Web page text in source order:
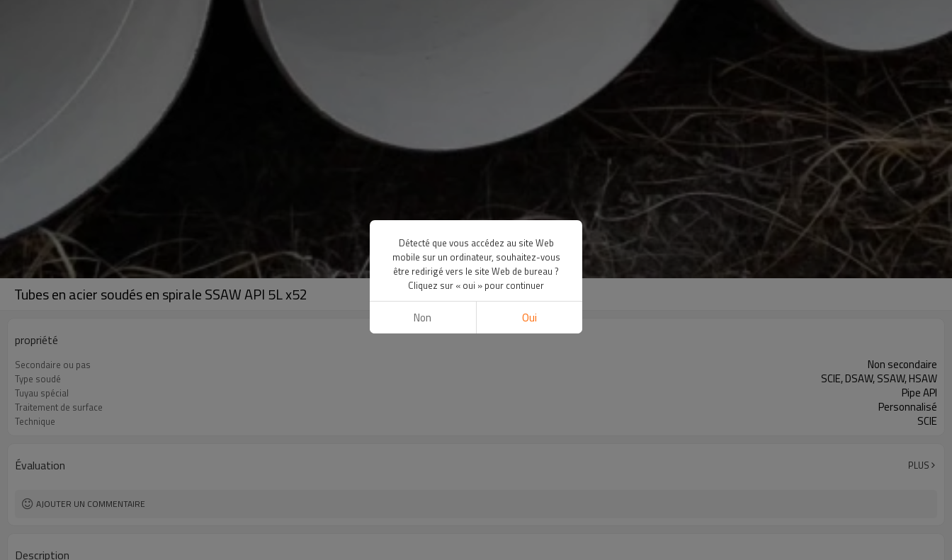
Tubes en acier soudés en spirale SSAW API 5L x52
propriété
Secondaire ou pas Non secondaire
Type soudé SCIE, DSAW, SSAW, HSAW
Tuyau spécial Pipe API
Traitement de surface Personnalisé
Technique SCIE
Évaluation PLUS
AJOUTER UN COMMENTAIRE
Description
Détecté que vous accédez au site Web
mobile sur un ordinateur, souhaitez-vous
être redirigé vers le site Web de bureau ?
Cliquez sur « oui » pour continuer
Non Oui